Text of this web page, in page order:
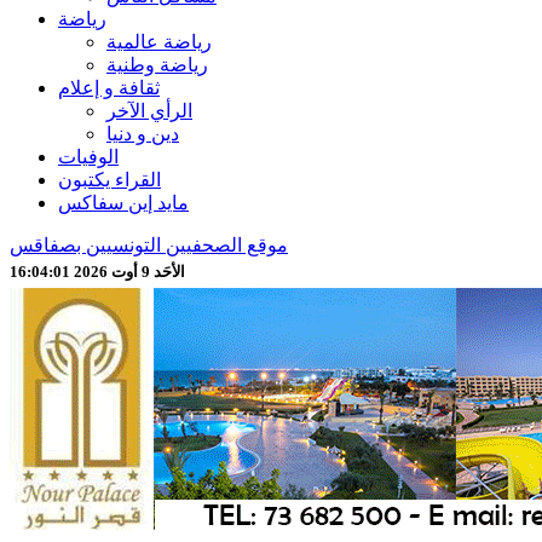
رياضة
رياضة عالمية
رياضة وطنية
ثقافة و إعلام
الرأي الآخر
دين و دنيا
الوفيات
القراء يكتبون
مايد إين سفاكس
موقع الصحفيين التونسيين بصفاقس
الأحَد 9 أوت 2026 16:04:03